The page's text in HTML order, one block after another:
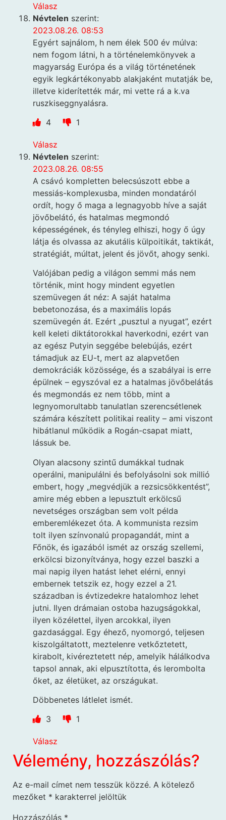
Válasz
Névtelen szerint:
2023.08.26. 08:53
Egyért sajnálom, h nem élek 500 év múlva:
nem fogom látni, h a történelemkönyvek a
magyarság Európa és a világ történetének
egyik legkártékonyabb alakjaként mutatják be,
illetve kiderítették már, mi vette rá a k.va
ruszkiseggnyalásra.
4
1
Válasz
Névtelen szerint:
2023.08.26. 08:55
A csávó kompletten belecsúszott ebbe a
messiás-komplexusba, minden mondatáról
ordít, hogy ő maga a legnagyobb híve a saját
jövőbelátó, és hatalmas megmondó
képességének, és tényleg elhiszi, hogy ő úgy
látja és olvassa az akutális külpoitikát, taktikát,
stratégiát, múltat, jelent és jövőt, ahogy senki.
Valójában pedig a világon semmi más nem
történik, mint hogy mindent egyetlen
szemüvegen át néz: A saját hatalma
bebetonozása, és a maximális lopás
szemüvegén át. Ezért „pusztul a nyugat”, ezért
kell keleti diktátorokkal haverkodni, ezért van
az egész Putyin seggébe belebújás, ezért
támadjuk az EU-t, mert az alapvetően
demokráciák közössége, és a szabályai is erre
épülnek – egyszóval ez a hatalmas jövőbelátás
és megmondás ez nem több, mint a
legnyomorultabb tanulatlan szerencsétlenek
számára készített politikai reality – ami viszont
hibátlanul működik a Rogán-csapat miatt,
lássuk be.
Olyan alacsony szintű dumákkal tudnak
operálni, manipulálni és befolyásolni sok millió
embert, hogy „megvédjük a rezsicsökkentést”,
amire még ebben a lepusztult erkölcsű
nevetséges országban sem volt példa
emberemlékezet óta. A kommunista rezsim
tolt ilyen színvonalú propagandát, mint a
Főnök, és igazából ismét az ország szellemi,
erkölcsi bizonyítványa, hogy ezzel baszki a
mai napig ilyen hatást lehet elérni, ennyi
embernek tetszik ez, hogy ezzel a 21.
században is évtizedekre hatalomhoz lehet
jutni. Ilyen drámaian ostoba hazugságokkal,
ilyen közélettel, ilyen arcokkal, ilyen
gazdasággal. Egy éhező, nyomorgó, teljesen
kiszolgáltatott, meztelenre vetkőztetett,
kirabolt, kivéreztetett nép, amelyik hálálkodva
tapsol annak, aki elpusztította, és lerombolta
őket, az életüket, az országukat.
Döbbenetes látlelet ismét.
3
1
Válasz
Vélemény, hozzászólás?
Az e-mail címet nem tesszük közzé. A kötelező
mezőket * karakterrel jelöltük
Hozzászólás *